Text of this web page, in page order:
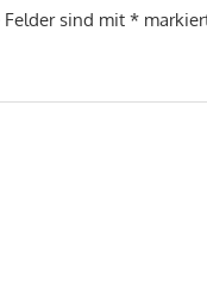
Felder sind mit*